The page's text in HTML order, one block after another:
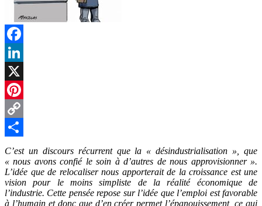
Facebook
LinkedIn
X
Pinterest
Copy
Link
Partager
C’est un discours récurrent que la « désindustrialisation », que
« nous avons confié le soin à d’autres de nous approvisionner ».
L’idée que de relocaliser nous apporterait de la croissance est une
vision pour le moins simpliste de la réalité économique de
l’industrie. Cette pensée repose sur l’idée que l’emploi est favorable
à l’humain et donc que d’en créer permet l’épanouissement, ce qui